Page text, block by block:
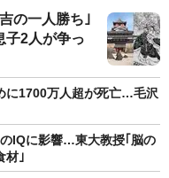
の一人勝ち｣
2人が争っ
に1700万人超が死亡…毛沢
IQに影響…東大教授｢脳の
材｣